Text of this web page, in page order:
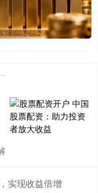
实现收益倍增